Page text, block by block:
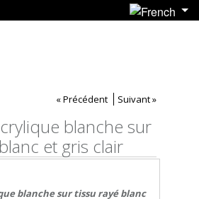
« Précédent Suivant »
blanche sur
et gris clair
blanche sur tissu rayé blanc